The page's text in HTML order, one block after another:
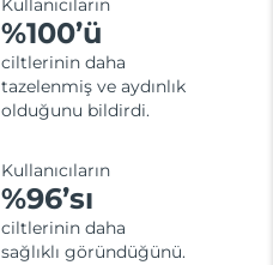
Kullanıcıların
%100’ü
ciltlerinin daha
tazelenmiş ve aydınlık
olduğunu bildirdi.
Kullanıcıların
%96’sı
ciltlerinin daha
sağlıklı göründüğünü.